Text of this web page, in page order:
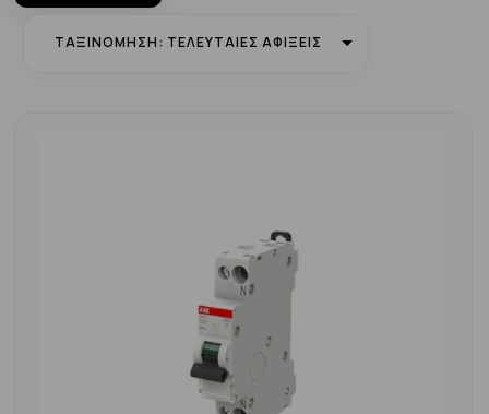
ΤΑΞΙΝΌΜΗΣΗ: ΤΕΛΕΥΤΑΊΕΣ ΑΦΊΞΕΙΣ